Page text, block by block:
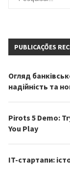
PUBLICAÇÕES
Огляд
надійність та
Pirots 5 Demo:
You Play
IT-стартапи: